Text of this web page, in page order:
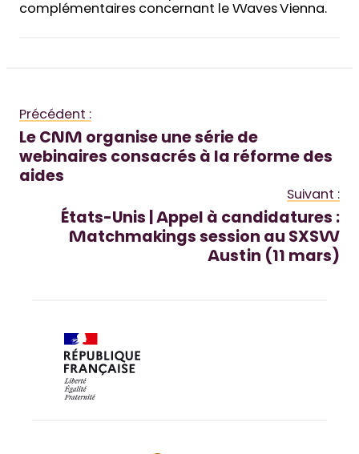
complémentaires concernant le Waves Vienna.
Précédent :
Le CNM organise une série de
webinaires consacrés à la réforme des
aides
Suivant :
États-Unis | Appel à candidatures :
Matchmakings session au SXSW
Austin (11 mars)